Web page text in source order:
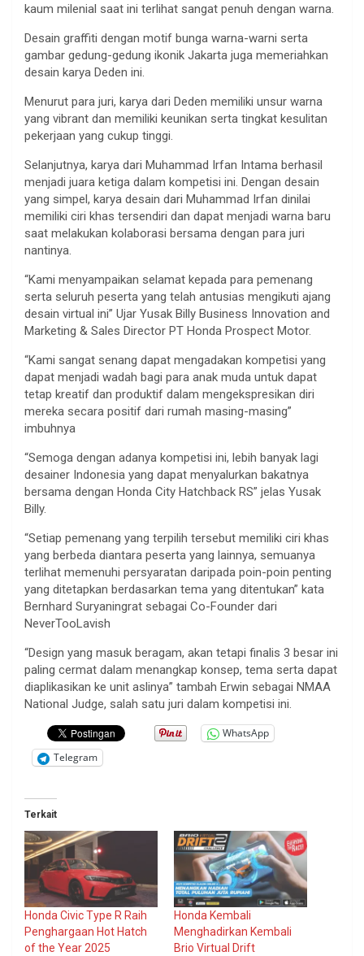
kaum milenial saat ini terlihat sangat penuh dengan warna.
Desain graffiti dengan motif bunga warna-warni serta
gambar gedung-gedung ikonik Jakarta juga memeriahkan
desain karya Deden ini.
Menurut para juri, karya dari Deden memiliki unsur warna
yang vibrant dan memiliki keunikan serta tingkat kesulitan
pekerjaan yang cukup tinggi.
Selanjutnya, karya dari Muhammad Irfan Intama berhasil
menjadi juara ketiga dalam kompetisi ini. Dengan desain
yang simpel, karya desain dari Muhammad Irfan dinilai
memiliki ciri khas tersendiri dan dapat menjadi warna baru
saat melakukan kolaborasi bersama dengan para juri
nantinya.
“Kami menyampaikan selamat kepada para pemenang
serta seluruh peserta yang telah antusias mengikuti ajang
desain virtual ini” Ujar Yusak Billy Business Innovation and
Marketing & Sales Director PT Honda Prospect Motor.
“Kami sangat senang dapat mengadakan kompetisi yang
dapat menjadi wadah bagi para anak muda untuk dapat
tetap kreatif dan produktif dalam mengekspresikan diri
mereka secara positif dari rumah masing-masing”
imbuhnya
“Semoga dengan adanya kompetisi ini, lebih banyak lagi
desainer Indonesia yang dapat menyalurkan bakatnya
bersama dengan Honda City Hatchback RS” jelas Yusak
Billy.
“Setiap pemenang yang terpilih tersebut memiliki ciri khas
yang berbeda diantara peserta yang lainnya, semuanya
terlihat memenuhi persyaratan daripada poin-poin penting
yang ditetapkan berdasarkan tema yang ditentukan” kata
Bernhard Suryaningrat sebagai Co-Founder dari
NeverTooLavish
“Design yang masuk beragam, akan tetapi finalis 3 besar ini
paling cermat dalam menangkap konsep, tema serta dapat
diaplikasikan ke unit aslinya” tambah Erwin sebagai NMAA
National Judge, salah satu juri dalam kompetisi ini.
WhatsApp
Telegram
Terkait
Honda Civic Type R Raih
Penghargaan Hot Hatch
of the Year 2025
Honda Kembali
Menghadirkan Kembali
Brio Virtual Drift